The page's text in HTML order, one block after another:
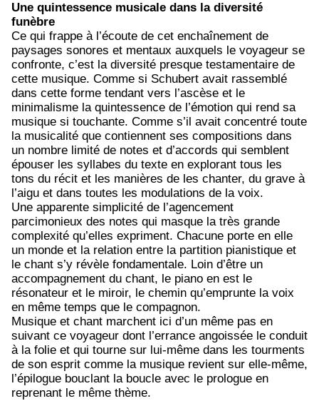
Une quintessence musicale dans la diversité
funèbre
Ce qui frappe à l’écoute de cet enchaînement de
paysages sonores et mentaux auxquels le voyageur se
confronte, c’est la diversité presque testamentaire de
cette musique. Comme si Schubert avait rassemblé
dans cette forme tendant vers l’ascèse et le
minimalisme la quintessence de l’émotion qui rend sa
musique si touchante. Comme s’il avait concentré toute
la musicalité que contiennent ses compositions dans
un nombre limité de notes et d’accords qui semblent
épouser les syllabes du texte en explorant tous les
tons du récit et les manières de les chanter, du grave à
l’aigu et dans toutes les modulations de la voix.
Une apparente simplicité de l’agencement
parcimonieux des notes qui masque la très grande
complexité qu’elles expriment. Chacune porte en elle
un monde et la relation entre la partition pianistique et
le chant s’y révèle fondamentale. Loin d’être un
accompagnement du chant, le piano en est le
résonateur et le miroir, le chemin qu’emprunte la voix
en même temps que le compagnon.
Musique et chant marchent ici d’un même pas en
suivant ce voyageur dont l’errance angoissée le conduit
à la folie et qui tourne sur lui-même dans les tourments
de son esprit comme la musique revient sur elle-même,
l’épilogue bouclant la boucle avec le prologue en
reprenant le même thème.